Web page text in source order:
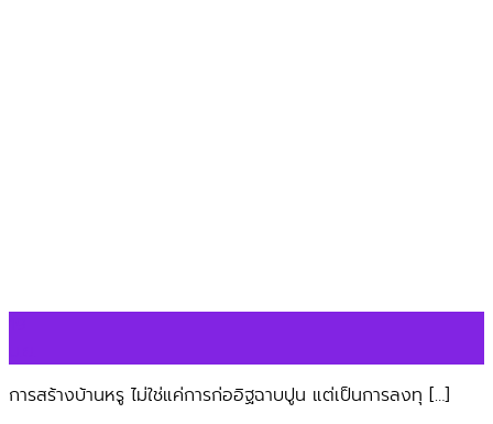
การสร้างบ้านหรู ไม่ใช่แค่การก่ออิฐฉาบปูน แต่เป็นการลงทุ […]